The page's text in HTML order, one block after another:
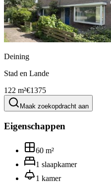
Deining
Stad en Lande
122 m²€1375
Maak zoekopdracht aan
Eigenschappen
60 m²
1 slaapkamer
1 kamer